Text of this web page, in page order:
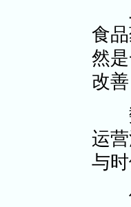
虽
食
然
改
数
运
与时
保